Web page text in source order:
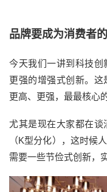
品牌要成为消费者
今天我们一讲到科技创
更强的增强式创新。这
更高、更强，最最核心
尤其是现在大家都在谈
（K型分化），这时候
需要一些节俭式创新，